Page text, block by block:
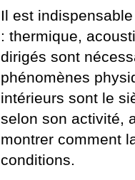
Il est
: thermique,
dirigés sont
phénomènes
intérieurs sont le
selon son activité,
montrer comment
conditions.